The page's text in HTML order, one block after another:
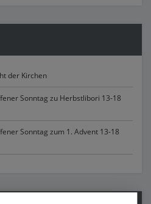
der Kirchen
Sonntag zu Herbstlibori 13-18
Sonntag zum 1. Advent 13-18